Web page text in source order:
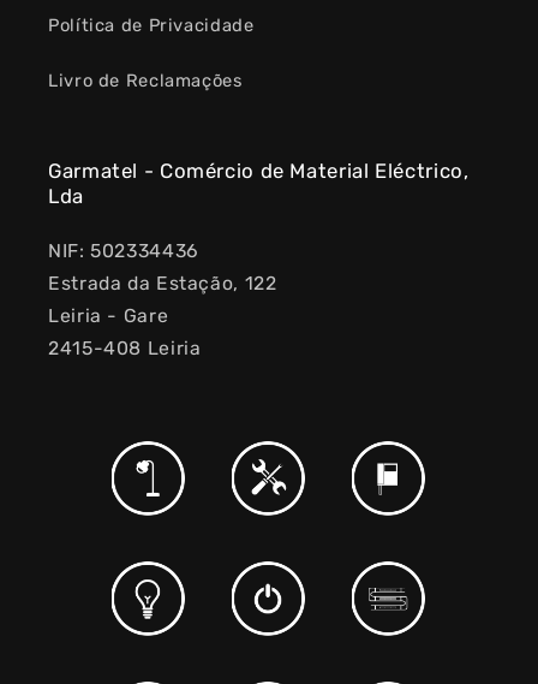
Política de Privacidade
Livro de Reclamações
Garmatel - Comércio de Material Eléctrico,
Lda
NIF: 502334436
Estrada da Estação, 122
Leiria - Gare
2415-408 Leiria